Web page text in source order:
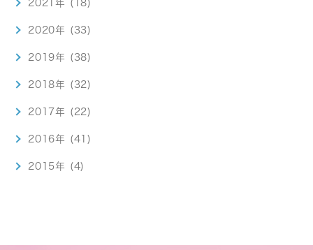
2021年 (18)
2020年 (33)
2019年 (38)
2018年 (32)
2017年 (22)
2016年 (41)
2015年 (4)